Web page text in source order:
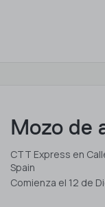
Mozo de
CTT Express en
Spain
Comienza el 12 de